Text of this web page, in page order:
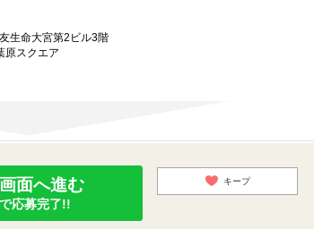
生命大宮第2ビル3階
スクエア
面へ進む
応募完了!!
キープ